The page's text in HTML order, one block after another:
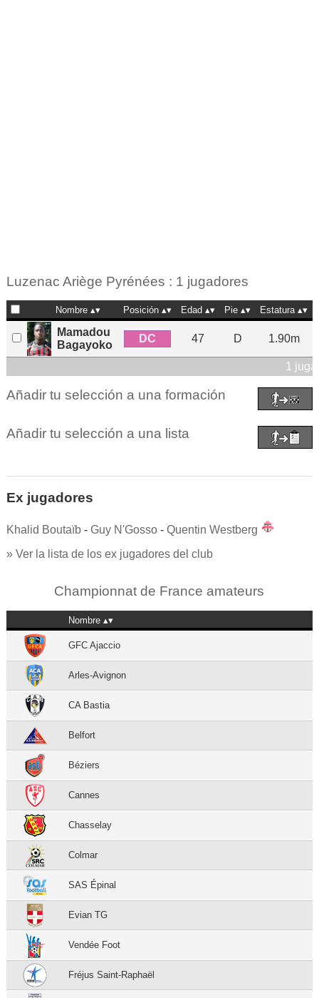
Luzenac Ariège Pyrénées : 1 jugadores
Nombre Posición Edad Pie Estatura
Mamadou
Bagayoko
DC 47 D 1.90m
1
Añadir tu selección a una formación
Añadir tu selección a una lista
Ex jugadores
Khalid Boutaïb- Guy N'Gosso- Quentin Westberg
» Ver la lista de los ex jugadores del club
Championnat de France amateurs
Nombre
GFC Ajaccio
Arles-Avignon
CA Bastia
Belfort
Béziers
Cannes
Chasselay
Colmar
SAS Épinal
Evian TG
Vendée Foot
Fréjus Saint-Raphaël